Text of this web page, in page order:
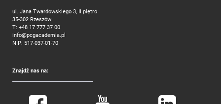
ul. Jana Twardowskiego 3, II piętro
35-302 Rzeszów
T: +48 17 777 37 00
info@pcgacademia.pl
NIP: 517-037-01-70
Znajdź nas na: